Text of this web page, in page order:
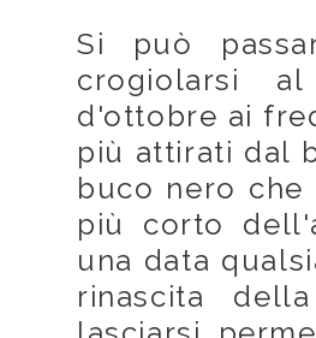
Si può
crogiolarsi
d'ottobre ai
più attirati dal
buco nero
più corto
una data
rinascita